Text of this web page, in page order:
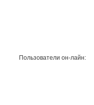
Пользователи он-лайн: